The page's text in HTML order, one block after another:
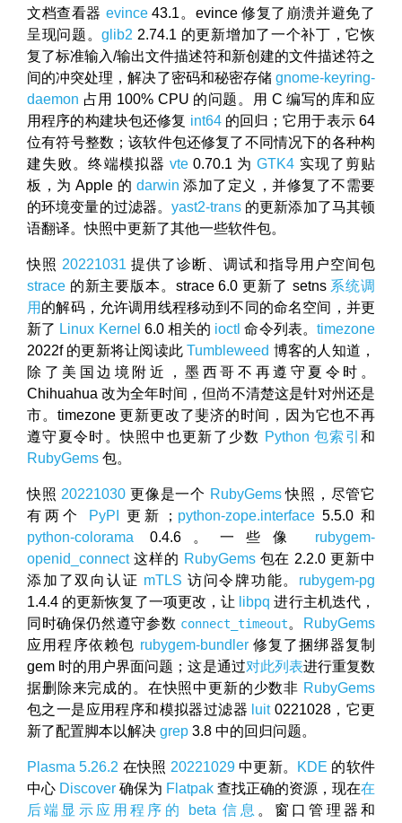
文档查看器 evince43.1。evince 修复了崩溃并避免了
呈现问题。glib2 2.74.1 的更新增加了一个补丁，它恢
复了标准输入/输出文件描述符和新创建的文件描述符之
间的冲突处理，解决了密码和秘密存储 gnome-keyring-
daemon 占用 100% CPU 的问题。用 C 编写的库和应
用程序的构建块包还修复 int64的回归；它用于表示 64
位有符号整数；该软件包还修复了不同情况下的各种构
建失败。终端模拟器vte 0.70.1 为GTK4 实现了剪贴
板，为 Apple 的 darwin 添加了定义，并修复了不需要
的环境变量的过滤器。yast2-trans 的更新添加了马其顿
语翻译。快照中更新了其他一些软件包。
快照 20221031 提供了诊断、调试和指导用户空间包
strace 的新主要版本。strace 6.0 更新了 setns 系统调
用 的解码，允许调用线程移动到不同的命名空间，并更
新了 Linux Kernel 6.0 相关的 ioctl 命令列表。 timezone
2022f 的更新将让阅读此Tumbleweed 博客的人知道，
除了美国边境附近，墨西哥不再遵守夏令时。
Chihuahua 改为全年时间，但尚不清楚这是针对州还是
市。timezone 更新更改了斐济的时间，因为它也不再
遵守夏令时。快照中也更新了少数 Python 包索引和
RubyGems 包。
快照 20221030 更像是一个 RubyGems快照，尽管它
有两个
PyPI 更新； python-zope.interface5.5.0 和
python-colorama 0.4.6。一些像 rubygem-
openid_connect这样的 RubyGems包在 2.2.0 更新中
添加了双向认证 mTLS 访问令牌功能。 rubygem-pg
1.4.4 的更新恢复了一项更改，让 libpq 进行主机迭代，
同时确保仍然遵守参数 connect_timeout。
RubyGems
应用程序依赖包 rubygem-bundler修复了捆绑器复制
gem 时的用户界面问题；这是通过对此列表进行重复数
据删除来完成的。在快照中更新的少数非 RubyGems
包之一是应用程序和模拟器过滤器 luit0221028，它更
新了配置脚本以解决 grep 3.8 中的回归问题。
Plasma 5.26.2 在快照 20221029中更新。 KDE 的软件
中心 Discover 确保为 Flatpak 查找正确的资源，现在在
后端显示应用程序的 beta 信息 。窗口管理器和